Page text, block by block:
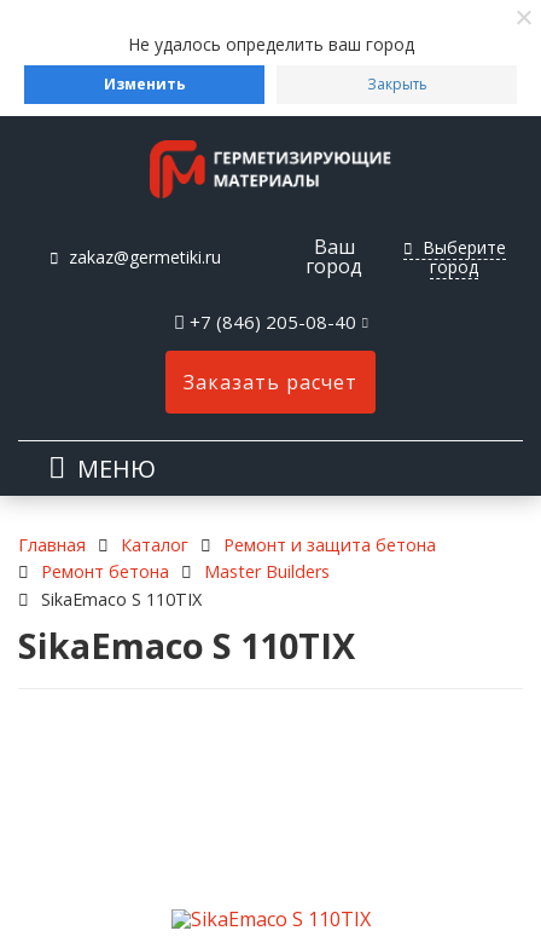
Не удалось определить ваш город
Изменить Закрыть
zakaz@germetiki.ru Ваш
город
Выберите
город
+7 (846) 205-08-40
Заказать расчет
МЕНЮ
Главная Каталог
Ремонт и защита бетона
Ремонт бетона
Master Builders
SikaEmaco S 110TIX
SikaEmaco S 110TIX